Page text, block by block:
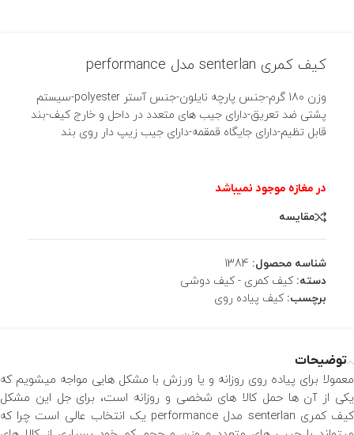
کیف کمری senterlan مدل performance
وزن 180 گرم-جنس پارچه نایلون-جنس آستر polyester-سیستم
پشتی ضد تعریق-دارای جیب های متعدد در داحل و خارج کیف-بند
قابل تظیم-دارای جایگاه قمقمه-دارای جیب زیپ دار روی بند
مقایسه
شناسه محصول: 1384
دسته: کیف کمری - کیف دوشی
برچسب: کیف پیاده روی
توضیحات
معمولا برای پیاده روی روزانه و یا ورزش با مشکل هایی مواجه میشویم که
یکی از آن ها حمل کالا های شخصی و روزانه است، برای جل این مشکل
کیف کمری senterlan مدل performance یک انتخاب عالی است چرا که